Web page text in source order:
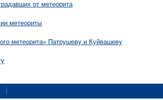
от метеорита
метеориты
метеорита» Патрушеву и Куйвашеву